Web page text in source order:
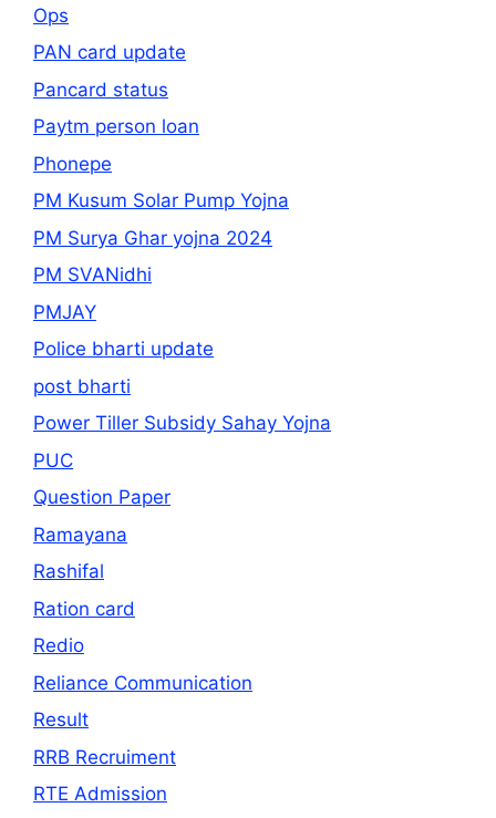
Ops
PAN card update
Pancard status
Paytm person loan
Phonepe
PM Kusum Solar Pump Yojna
PM Surya Ghar yojna 2024
PM SVANidhi
PMJAY
Police bharti update
post bharti
Power Tiller Subsidy Sahay Yojna
PUC
Question Paper
Ramayana
Rashifal
Ration card
Redio
Reliance Communication
Result
RRB Recruiment
RTE Admission